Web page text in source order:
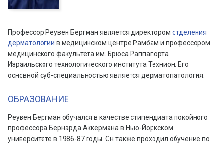
Профессор Реувен Бергман является директором отделения
дерматологии в медицинском центре Рамбам и профессором
медицинского факультета им. Брюса Раппапорта
Израильского технологического института Технион. Его
основной суб-специальностью является дерматопатология.
ОБРАЗОВАНИЕ
Реувен Бергман обучался в качестве стипендиата покойного
профессора Бернарда Аккермана в Нью-Йоркском
университете в 1986-87 годы. Он также проходил обучение по